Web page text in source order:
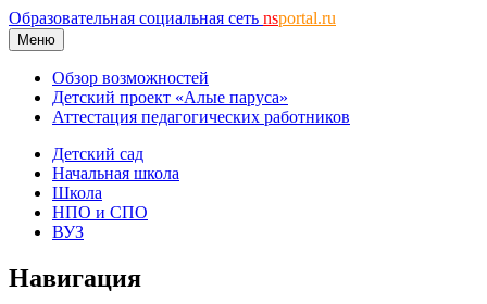
Образовательная социальная сеть nsportal.ru
Меню
Обзор возможностей
Детский проект «Алые паруса»
Аттестация педагогических работников
Детский сад
Начальная школа
Школа
НПО и СПО
ВУЗ
Навигация